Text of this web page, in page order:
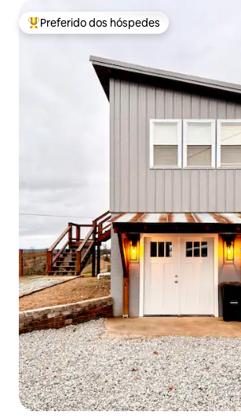
Entre os melhores preferidos dos hóspedes
Preferido dos hóspedes